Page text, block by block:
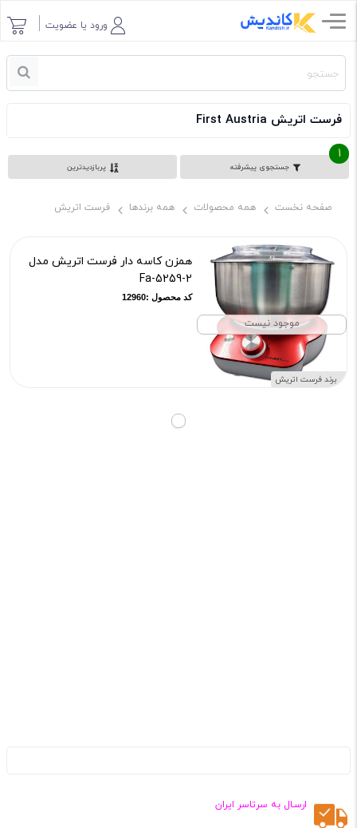
ورود یا عضویت
فرست اتریش First Austria
جستجوی پیشرفته
1
پربازدیدترین
صفحه نخست همه محصولات همه برندها فرست اتریش
موجود نیست
برند فرست اتریش
همزن کاسه دار فرست اتریش مدل
Fa-5259-2
کد محصول :12960
ارسـال به سرتاسر ایران